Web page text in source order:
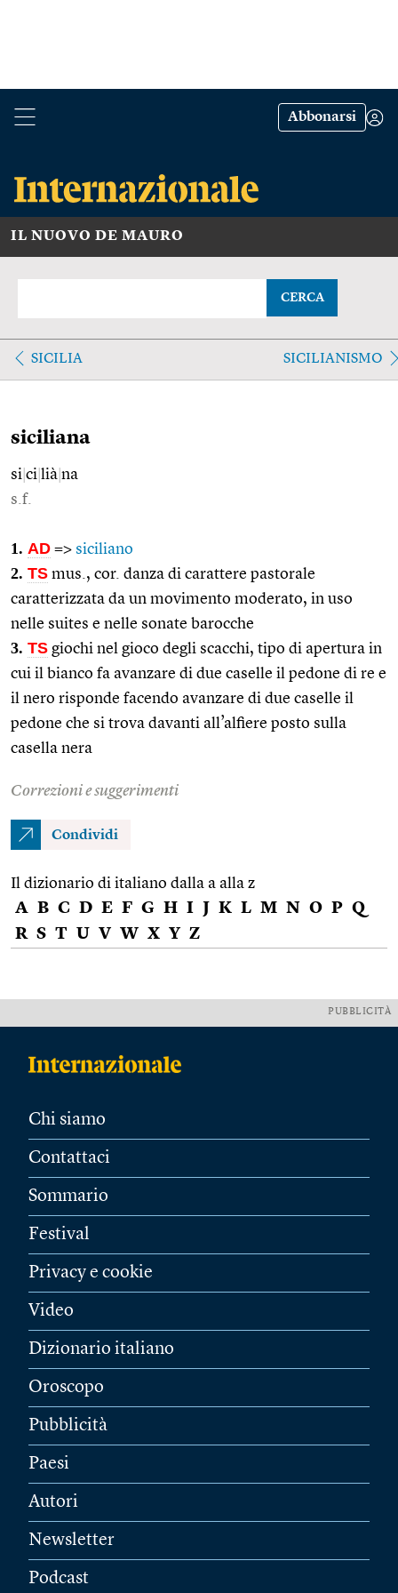
Abbonarsi
IL NUOVO DE MAURO
CERCA
SICILIA SICILIANISMO
siciliana
si ci lià na
s.f.
1. AD => siciliano
2. TS mus., cor. danza di carattere pastorale
caratterizzata da un movimento moderato, in uso
nelle suites e nelle sonate barocche
3. TS giochi nel gioco degli scacchi, tipo di apertura in
cui il bianco fa avanzare di due caselle il pedone di re e
il nero risponde facendo avanzare di due caselle il
pedone che si trova davanti all’alfiere posto sulla
casella nera
Correzioni e suggerimenti
Condividi
Il dizionario di italiano dalla a alla z
A B C D E F G H I J K L M N O P Q
R S T U V W X Y Z
PUBBLICITÀ
Chi siamo
Contattaci
Sommario
Festival
Privacy e cookie
Video
Dizionario italiano
Oroscopo
Pubblicità
Paesi
Autori
Newsletter
Podcast